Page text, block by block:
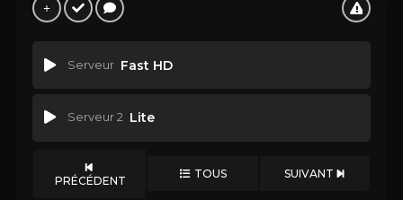
Serveur Fast HD
Serveur 2 Lite
PRÉCÉDENT TOUS SUIVANT